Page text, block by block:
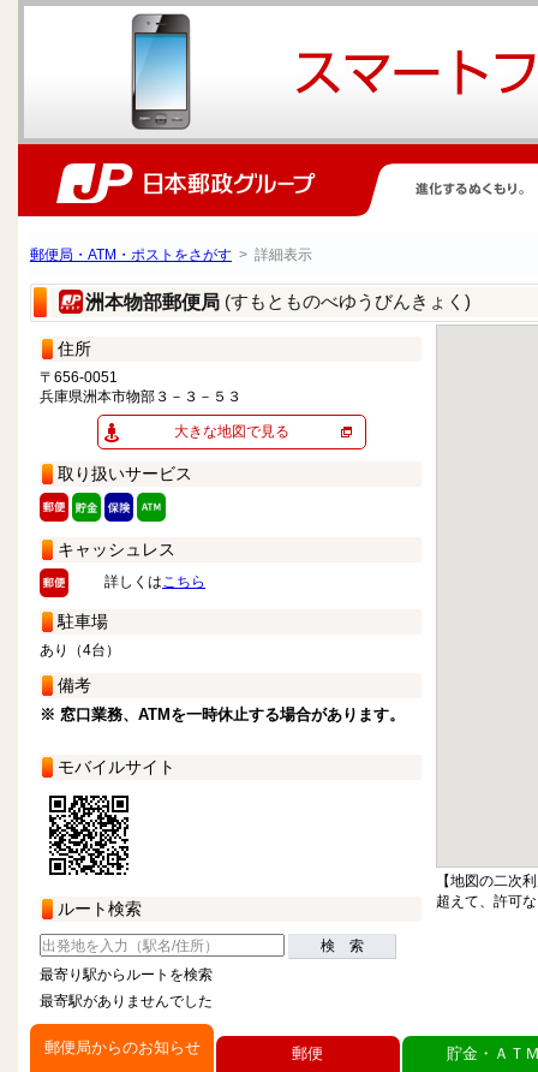
郵便局・ATM・ポストをさがす > 詳細表示
洲本物部郵便局 (すもとものべゆうびんきょく)
住所
〒656-0051
兵庫県洲本市物部３－３－５３
大きな地図で見る
取り扱いサービス
キャッシュレス
詳しくはこちら
駐車場
あり（4台）
備考
※ 窓口業務、ATMを一時休止する場合があります。
モバイルサイト
ルート検索
検 索
最寄り駅からルートを検索
最寄駅がありませんでした
【地図の二次
超えて、許可
郵便局からのお知らせ 郵便 貯金・ＡＴ